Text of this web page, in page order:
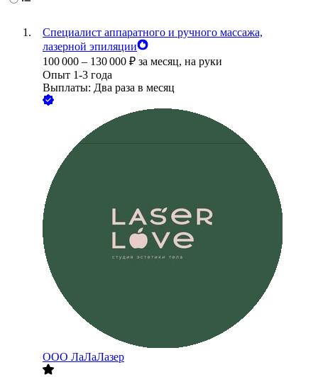
Специалист аппаратного и ручного массажа,
лазерной эпиляции
100 000 – 130 000 ₽ за месяц, на руки
Опыт 1-3 года
Выплаты: Два раза в месяц
ООО ЛаЛаЛазер